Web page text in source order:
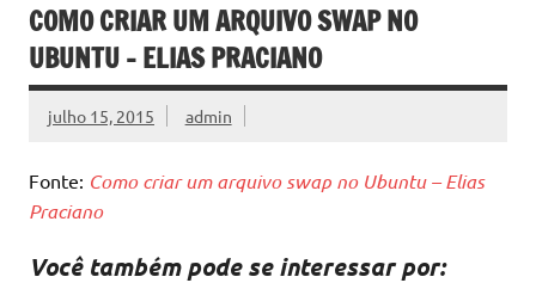
COMO CRIAR UM ARQUIVO SWAP NO
UBUNTU – ELIAS PRACIANO
julho 15, 2015 admin
Fonte: Como criar um arquivo swap no Ubuntu – Elias
Praciano
Você também pode se interessar por: